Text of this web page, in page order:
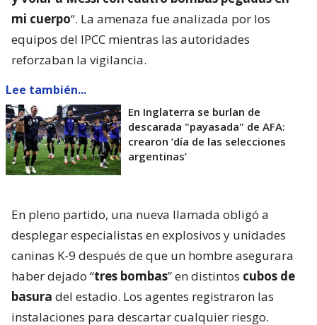
mi cuerpo“. La amenaza fue analizada por los
equipos del IPCC mientras las autoridades
reforzaban la vigilancia.
Lee también...
En Inglaterra se burlan de
descarada "payasada" de AFA:
crearon ’día de las selecciones
argentinas’
En pleno partido, una nueva llamada obligó a
desplegar especialistas en explosivos y unidades
caninas K-9 después de que un hombre asegurara
haber dejado “tres bombas” en distintos cubos de
basura del estadio. Los agentes registraron las
instalaciones para descartar cualquier riesgo.